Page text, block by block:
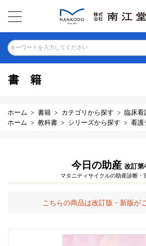
キーワードを入力してください
書籍
ホーム 書籍 カテゴリから探す 臨床看
ホーム
教科書 シリーズから探す 看護
今日の助産 改訂第
マタニティサイクルの助産診断・
こちらの商品は改訂版・新版が